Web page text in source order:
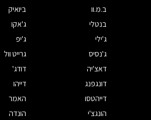
ב.מ.וו
ביואיק
בנטלי
ג'אקו
ג'ילי
ג'יפ
ג'נסיס
גרייט וול
דאצ'יה
דודג'
דונגפנג
דייהו
דייהטסו
האמר
הונגצ'י
הונדה